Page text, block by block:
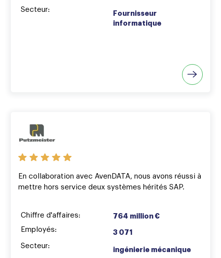
Secteur:
Fournisseur
informatique
En collaboration avec AvenDATA, nous avons réussi à
mettre hors service deux systèmes hérités SAP.
Chiffre d'affaires:
Employés:
Secteur:
764 million €
3 071
ingénierie mécanique